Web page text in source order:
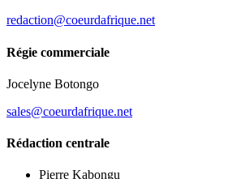
redaction@coeurdafrique.net
Régie commerciale
Jocelyne Botongo
sales@coeurdafrique.net
Rédaction centrale
Pierre Kabongu